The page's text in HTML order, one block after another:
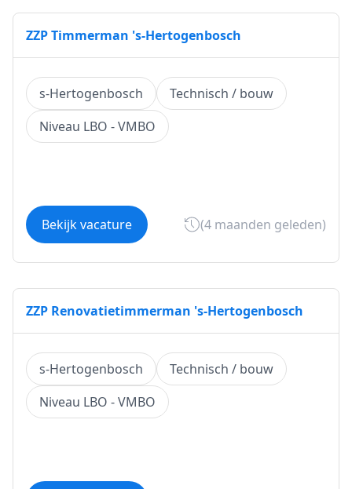
ZZP Timmerman 's-Hertogenbosch
s-Hertogenbosch
Technisch / bouw
Niveau LBO - VMBO
Bekijk vacature (4 maanden geleden)
ZZP Renovatietimmerman 's-Hertogenbosch
s-Hertogenbosch
Technisch / bouw
Niveau LBO - VMBO